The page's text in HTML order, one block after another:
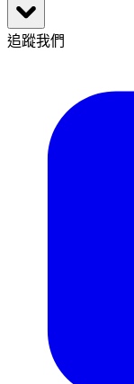
追蹤我們